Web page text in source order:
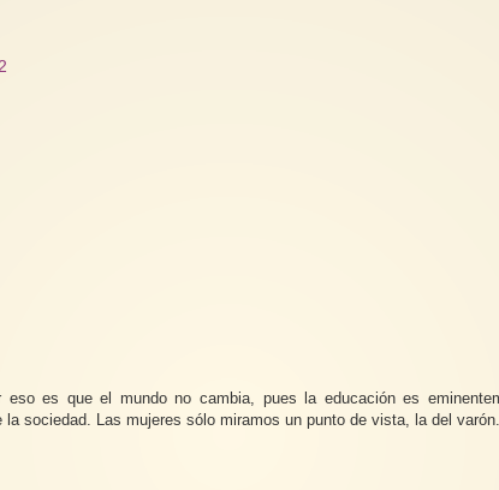
es que el mundo no cambia, pues la educación es
sociedad. Las mujeres sólo miramos un punto de vista, la del varón.